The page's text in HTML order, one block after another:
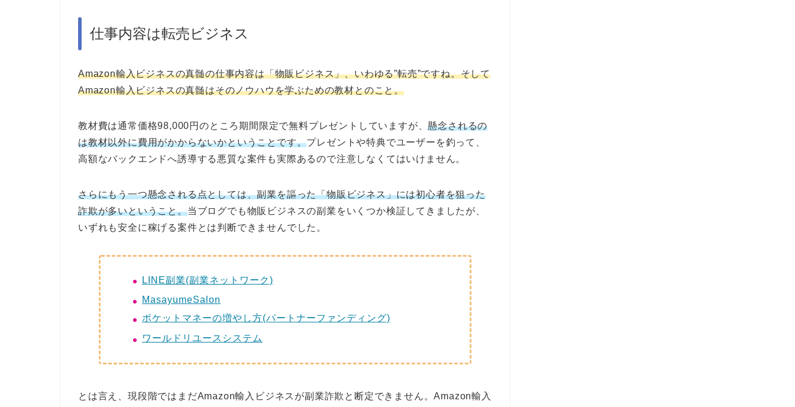
仕事内容は転売ビジネス
Amazon輸入ビジネスの真髄の仕事内容は「物販ビジネス」、いわゆる”転売”ですね。そして
Amazon輸入ビジネスの真髄はそのノウハウを学ぶための教材とのこと。
教材費は通常価格98,000円のところ期間限定で無料プレゼントしていますが、懸念されるの
は教材以外に費用がかからないかということです。プレゼントや特典でユーザーを釣って、
高額なバックエンドへ誘導する悪質な案件も実際あるので注意しなくてはいけません。
さらにもう一つ懸念される点としては、副業を謳った「物販ビジネス」には初心者を狙った
詐欺が多いということ。当ブログでも物販ビジネスの副業をいくつか検証してきましたが、
いずれも安全に稼げる案件とは判断できませんでした。
LINE副業(副業ネットワーク)
MasayumeSalon
ポケットマネーの増やし方(パートナーファンディング)
ワールドリユースシステム
とは言え、現段階ではまだAmazon輸入ビジネスが副業詐欺と断定できません。Amazon輸入